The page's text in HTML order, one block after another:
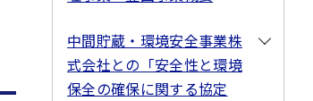
中間貯蔵・環境安全事業株
式会社との「安全性と環境
保全の確保に関する協定